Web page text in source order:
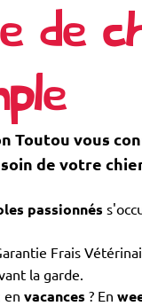
de
Toutou vous
de votre
passionnés
Frais
la garde.
en vacances ? En